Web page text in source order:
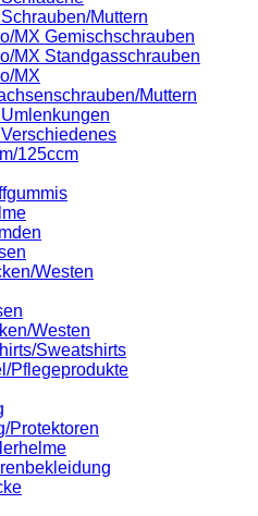
Muttern
MX Gemischschrauben
MX Standgasschrauben
MX
Muttern
125ccm
Westen
Westen
Sweatshirts
Pflegeprodukte
Protektoren